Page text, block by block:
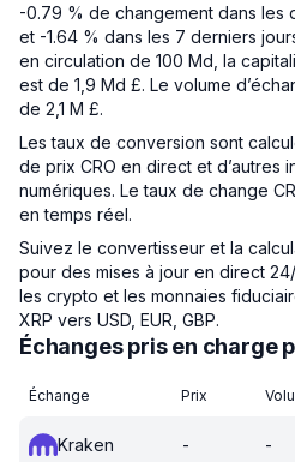
-0.79 % de changement dans les
et -1.64 % dans les 7 derniers
en circulation de 100 Md, la
est de 1,9 Md £. Le volume
de 2,1 M £.
Les taux de conversion sont
de prix CRO en direct et d’autres
numériques. Le taux de change
en temps réel.
Suivez le convertisseur et la
pour des mises à jour en direct
les crypto et les monnaies
XRP vers USD, EUR, GBP.
Échanges pris en charge
Échange Prix
Kraken - -